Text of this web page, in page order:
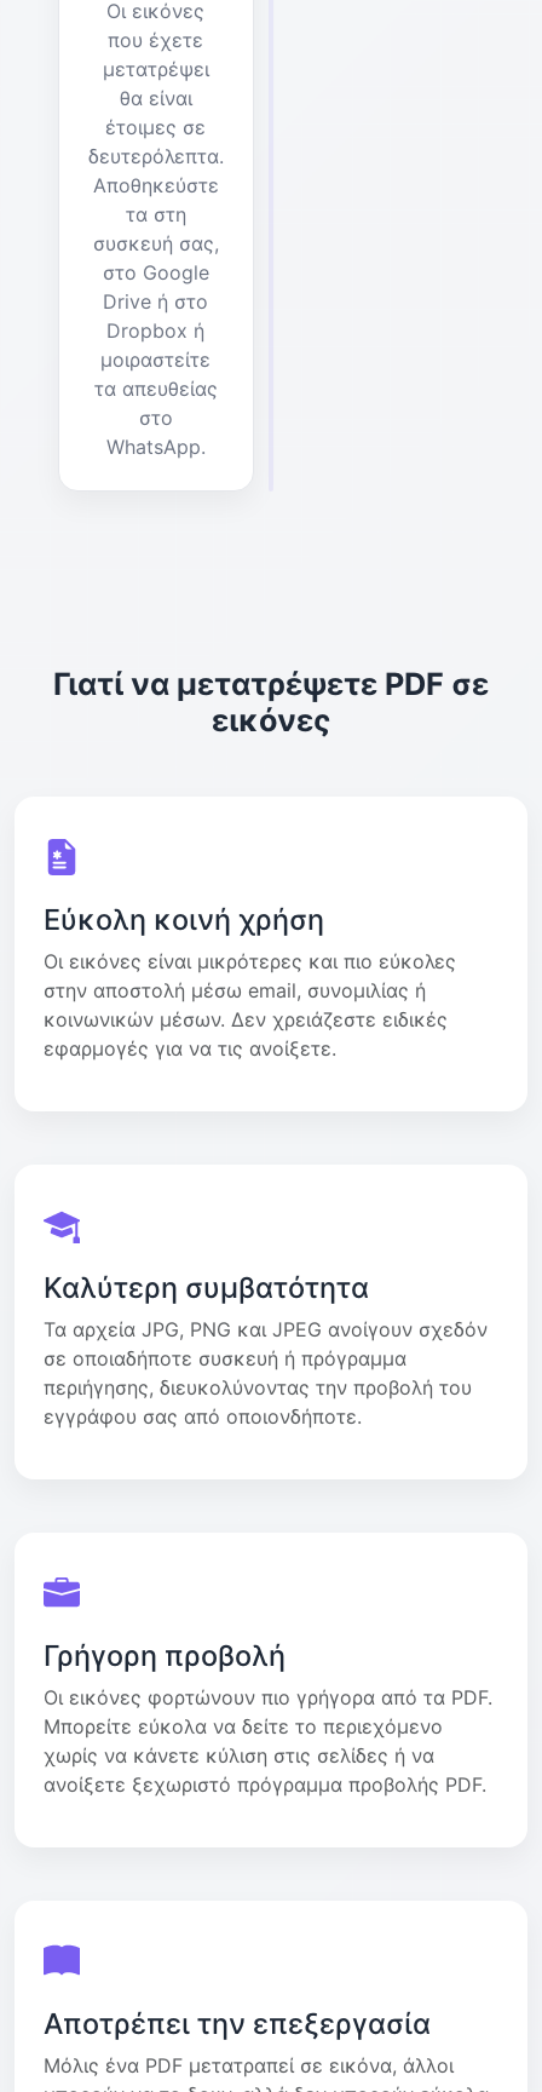
Οι εικόνες
που έχετε
μετατρέψει
θα είναι
έτοιμες σε
δευτερόλεπτα.
Αποθηκεύστε
τα στη
συσκευή σας,
στο Google
Drive ή στο
Dropbox ή
μοιραστείτε
τα απευθείας
στο
WhatsApp.
Γιατί να μετατρέψετε PDF σε
εικόνες
Εύκολη κοινή χρήση
Οι εικόνες είναι μικρότερες και πιο εύκολες
στην αποστολή μέσω email, συνομιλίας ή
κοινωνικών μέσων. Δεν χρειάζεστε ειδικές
εφαρμογές για να τις ανοίξετε.
Καλύτερη συμβατότητα
Τα αρχεία JPG, PNG και JPEG ανοίγουν σχεδόν
σε οποιαδήποτε συσκευή ή πρόγραμμα
περιήγησης, διευκολύνοντας την προβολή του
εγγράφου σας από οποιονδήποτε.
Γρήγορη προβολή
Οι εικόνες φορτώνουν πιο γρήγορα από τα PDF.
Μπορείτε εύκολα να δείτε το περιεχόμενο
χωρίς να κάνετε κύλιση στις σελίδες ή να
ανοίξετε ξεχωριστό πρόγραμμα προβολής PDF.
Αποτρέπει την επεξεργασία
Μόλις ένα PDF μετατραπεί σε εικόνα, άλλοι